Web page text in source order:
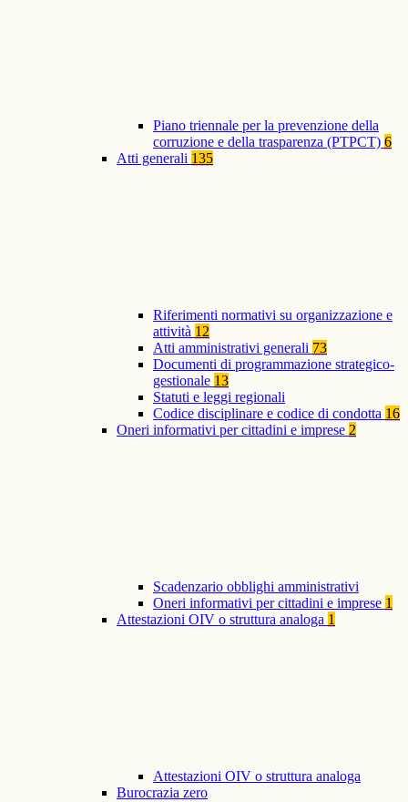
Piano triennale per la prevenzione della
corruzione e della trasparenza (PTPCT) 6
Atti generali 135
Riferimenti normativi su organizzazione e
attività 12
Atti amministrativi generali 73
Documenti di programmazione strategico-
gestionale 13
Statuti e leggi regionali
Codice disciplinare e codice di condotta 16
Oneri informativi per cittadini e imprese 2
Scadenzario obblighi amministrativi
Oneri informativi per cittadini e imprese 1
Attestazioni OIV o struttura analoga 1
Attestazioni OIV o struttura analoga
Burocrazia zero